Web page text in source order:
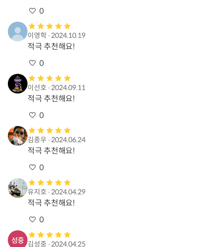
0
이영학∙2024.10.19
적극 추천해요!
0
이선호 ∙2024.09.11
적극 추천해요!
0
김종우 ∙2024.06.24
적극 추천해요!
0
유지호 ∙2024.04.29
적극 추천해요!
0
김성중 ∙2024.04.25